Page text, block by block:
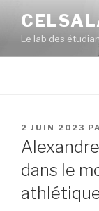
contenu
principal
Le lab des
PUBLIÉ
LE
2 JUIN 2023
dans le